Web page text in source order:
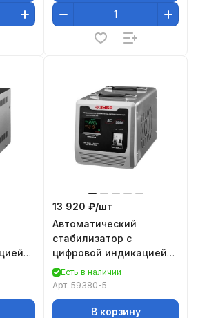
13 920 ₽/шт
Автоматический
стабилизатор с
цифровой индикацией
Зубр АСН-5000-1-Ц
ПРОФ. 59380-5
Есть в наличии
Арт. 59380-5
В корзину